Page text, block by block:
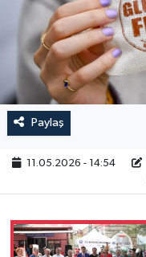
Paylaş
11.05.2026 - 14:54
RESMİ İLAN